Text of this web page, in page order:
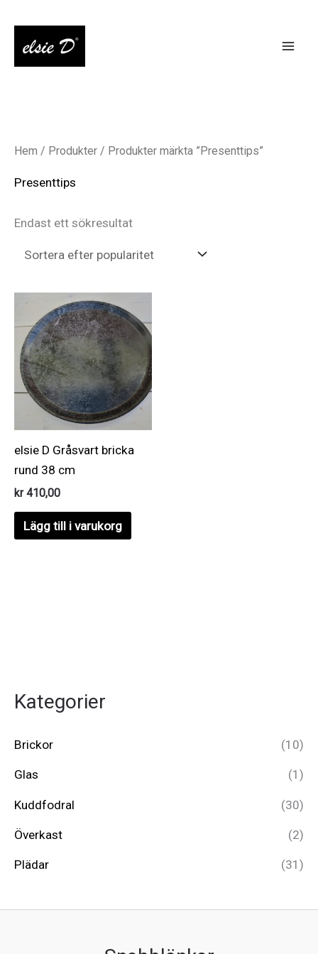
innehåll
Kategorier
Brickor (10)
Glas (1)
Kuddfodral (30)
Överkast (2)
Plädar (31)
Hem / Produkter / Produkter märkta ”Presenttips”
Presenttips
Endast ett sökresultat
elsie D Gråsvart bricka
rund 38 cm
kr410,00
Lägg till i varukorg